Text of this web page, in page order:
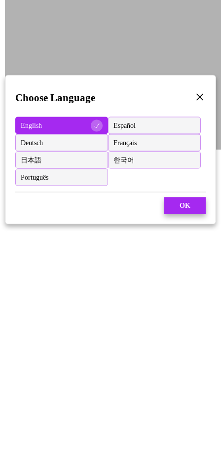
Choose Language
English Español
Deutsch Français
日本語 한국어
Português
OK